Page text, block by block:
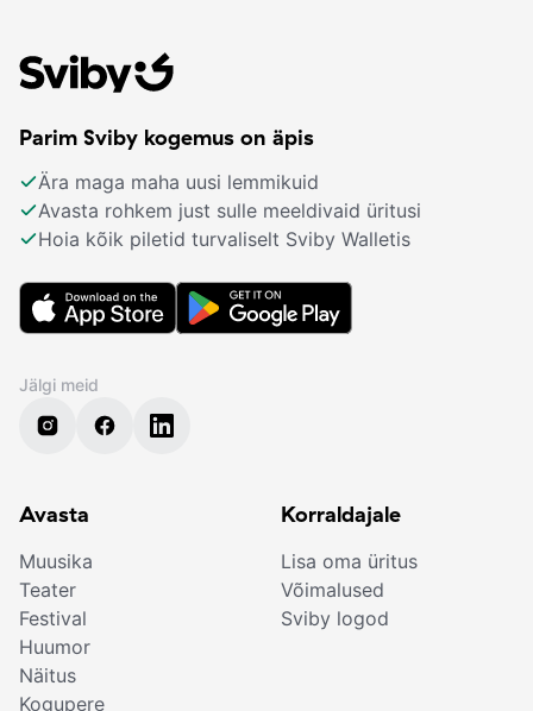
Parim Sviby kogemus on äpis
Ära maga maha uusi lemmikuid
Avasta rohkem just sulle meeldivaid üritusi
Hoia kõik piletid turvaliselt Sviby Walletis
Jälgi meid
Avasta
Muusika
Teater
Festival
Huumor
Näitus
Kogupere
Korraldajale
Lisa oma üritus
Võimalused
Sviby logod